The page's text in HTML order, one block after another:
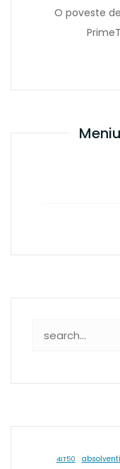
O poveste
4IT50 absolventi